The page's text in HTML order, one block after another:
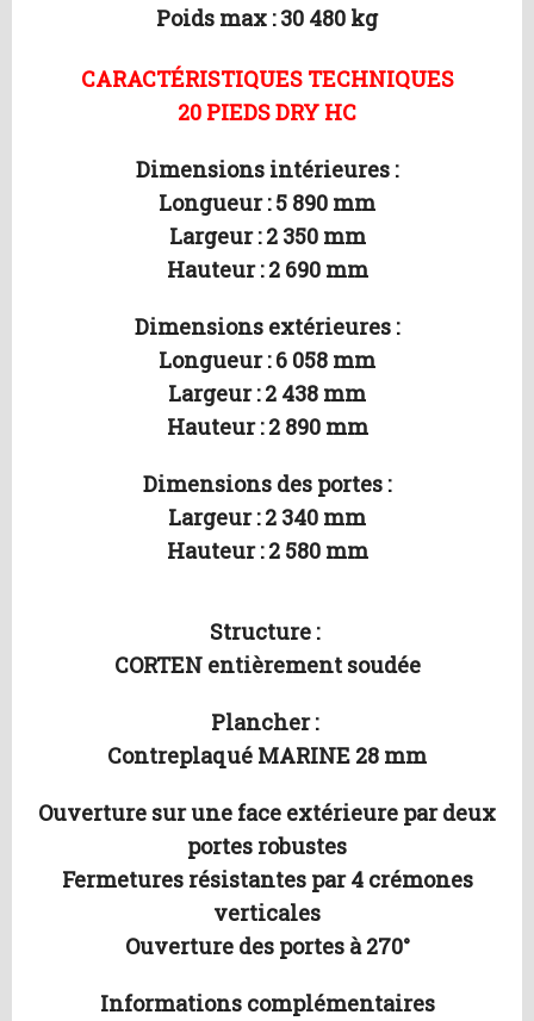
Poids max : 30 480 kg
CARACTÉRISTIQUES TECHNIQUES
20 PIEDS DRY HC
Dimensions intérieures :
Longueur : 5 890 mm
Largeur : 2 350 mm
Hauteur : 2 690 mm
Dimensions extérieures :
Longueur : 6 058 mm
Largeur : 2 438 mm
Hauteur : 2 890 mm
Dimensions des portes :
Largeur : 2 340 mm
Hauteur : 2 580 mm
Structure :
CORTEN entièrement soudée
Plancher :
Contreplaqué MARINE 28 mm
Ouverture sur une face extérieure par deux
portes robustes
Fermetures résistantes par 4 crémones
verticales
Ouverture des portes à 270°
Informations complémentaires